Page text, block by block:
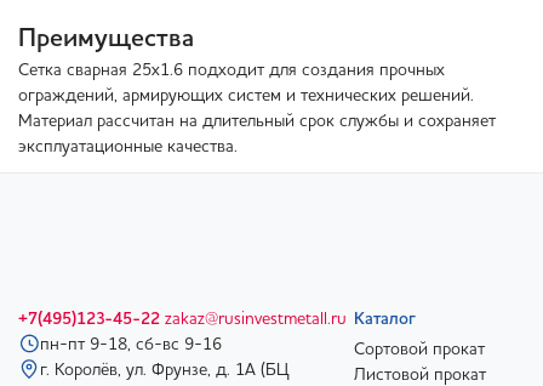
Преимущества
Сетка сварная 25х1.6 подходит для создания прочных
ограждений, армирующих систем и технических решений.
Материал рассчитан на длительный срок службы и сохраняет
эксплуатационные качества.
+7(495)123-45-22 zakaz@rusinvestmetall.ru
пн-пт 9-18, сб-вс 9-16
г. Королёв, ул. Фрунзе, д. 1А (БЦ
Каталог
Сортовой прокат
Листовой прокат